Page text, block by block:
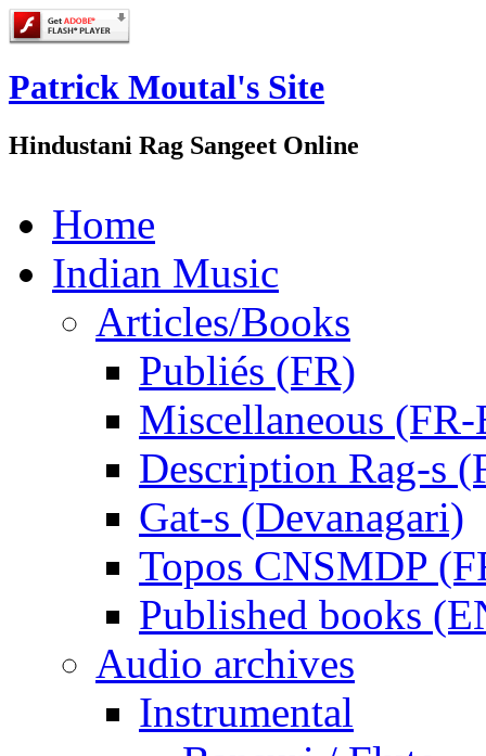
Patrick Moutal's Site
Hindustani Rag Sangeet Online
Home
Indian Music
Articles/Books
Publiés (FR)
Miscellaneous
Description Rag-s
Gat-s (Devanagari)
Topos CNSMDP
Published books
Audio archives
Instrumental